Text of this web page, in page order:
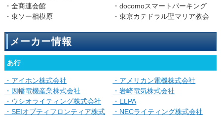
・全商連会館
・東ソー相模原
・docomoスマートパーキング
・東京カテドラル聖マリア教会
メーカー情報
あ行
・アイホン株式会社
・因幡電機産業株式会社
・ウシオライティング株式会社
・SEIオプティフロンティア株式
・アメリカン電機株式会社
・岩崎電気株式会社
・ELPA
・NECライティング株式会社